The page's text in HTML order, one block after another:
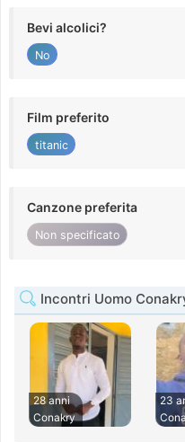
Bevi alcolici?
No
Film preferito
titanic
Canzone preferita
Non specificato
Incontri Uomo
28 anni
Conakry
23